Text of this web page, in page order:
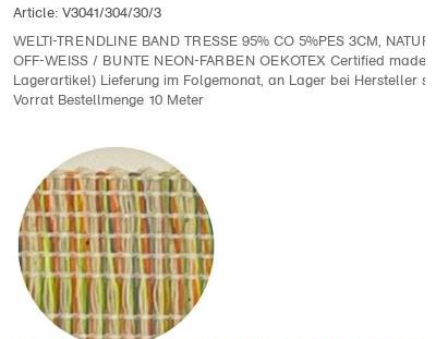
Article: V3041/304/30/3
WELTI-TRENDLINE BAND TRESSE 95% CO 5%PES 3CM,
OFF-WEISS / BUNTE NEON-FARBEN OEKOTEX Certified made
Lagerartikel) Lieferung im Folgemonat, an Lager bei Hersteller
Vorrat Bestellmenge 10 Meter